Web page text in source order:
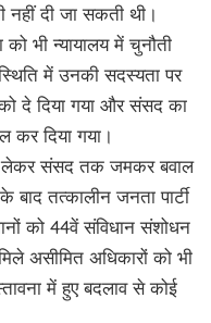
दी जा सकती थी।
भी न्यायालय में चुनौती
में उनकी सदस्यता पर
दे दिया गया और संसद का
कर दिया गया।
संसद तक जमकर बवाल
तत्कालीन जनता पार्टी
को 44वें संविधान संशोधन
असीमित अधिकारों को भी
में हुए बदलाव से कोई